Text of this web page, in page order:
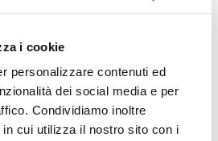
i cookie
personalizzare contenuti ed
dei social media e per
Condividiamo inoltre
cui utilizza il nostro sito con i
ISCRIZIONE